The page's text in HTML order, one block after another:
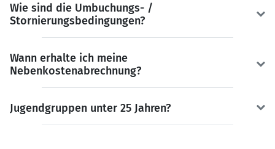
Wie sind die Umbuchungs- /
Stornierungsbedingungen?
Wann erhalte ich meine
Nebenkostenabrechnung?
Jugendgruppen unter 25 Jahren?